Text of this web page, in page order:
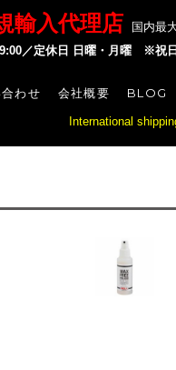
輸入代理店
国内最
／定休日 日曜・月曜 ※祝日
わせ 会社概要 BLOG
International